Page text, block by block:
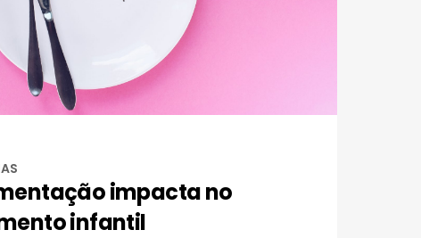
impacta no
infantil